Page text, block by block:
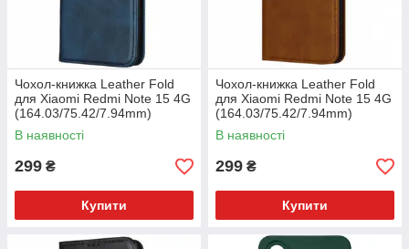
Чохол-книжка Leather Fold
для Xiaomi Redmi Note 15 4G
(164.03/75.42/7.94mm)
(Темно-синій)
В наявності
299 ₴
Купити
Чохол-книжка Leather Fold
для Xiaomi Redmi Note 15 4G
(164.03/75.42/7.94mm)
(Коричневий)
В наявності
299 ₴
Купити